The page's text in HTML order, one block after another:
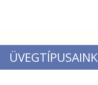
ÜVEGTÍPUSAINK